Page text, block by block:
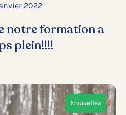
2022
notre formation a
plein!!!!
Nouvelles